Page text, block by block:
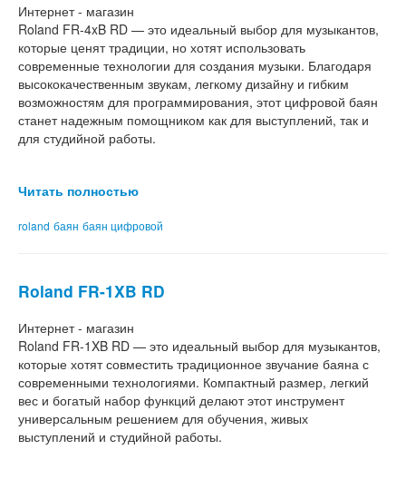
Интернет - магазин
Roland FR-4xB RD — это идеальный выбор для музыкантов,
которые ценят традиции, но хотят использовать
современные технологии для создания музыки. Благодаря
высококачественным звукам, легкому дизайну и гибким
возможностям для программирования, этот цифровой баян
станет надежным помощником как для выступлений, так и
для студийной работы.
Читать полностью
roland баян баян цифровой
Roland FR-1XB RD
Интернет - магазин
Roland FR-1XB RD — это идеальный выбор для музыкантов,
которые хотят совместить традиционное звучание баяна с
современными технологиями. Компактный размер, легкий
вес и богатый набор функций делают этот инструмент
универсальным решением для обучения, живых
выступлений и студийной работы.